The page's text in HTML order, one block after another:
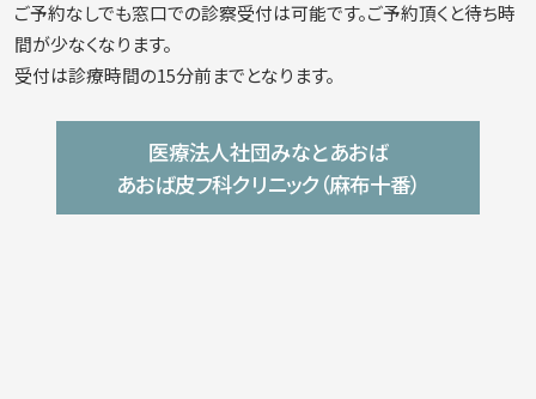
ご予約なしでも窓口での診察受付は可能です。ご予約頂くと待ち時
間が少なくなります。
受付は診療時間の15分前までとなります。
医療法人社団みなとあおば
あおば皮フ科クリニック（麻布十番）